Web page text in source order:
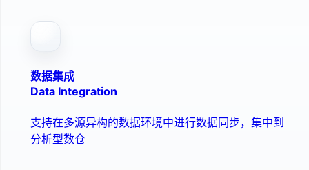
数据集成
Data Integration
支持在多源异构的数据环境中进行数据同步，集中到
分析型数仓